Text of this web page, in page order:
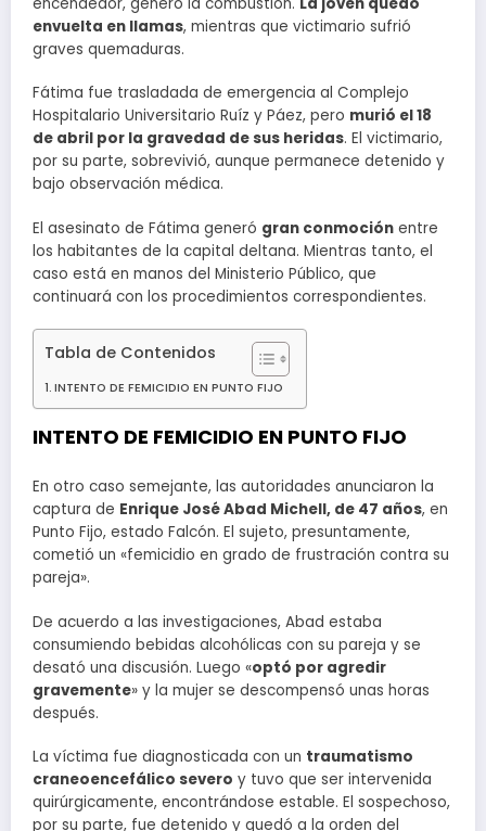
envuelta en llamas, mientras que victimario sufrió
graves quemaduras.
Fátima fue trasladada de emergencia al Complejo
Hospitalario Universitario Ruíz y Páez, pero murió el 18
de abril por la gravedad de sus heridas. El victimario,
por su parte, sobrevivió, aunque permanece detenido y
bajo observación médica.
El asesinato de Fátima generó gran conmoción entre
los habitantes de la capital deltana. Mientras tanto, el
caso está en manos del Ministerio Público, que
continuará con los procedimientos correspondientes.
Tabla de Contenidos
INTENTO DE FEMICIDIO EN PUNTO FIJO
INTENTO DE FEMICIDIO EN PUNTO FIJO
En otro caso semejante, las autoridades anunciaron la
captura de Enrique José Abad Michell, de 47 años, en
Punto Fijo, estado Falcón. El sujeto, presuntamente,
cometió un «femicidio en grado de frustración contra su
pareja».
De acuerdo a las investigaciones, Abad estaba
consumiendo bebidas alcohólicas con su pareja y se
desató una discusión. Luego «optó por agredir
gravemente» y la mujer se descompensó unas horas
después.
La víctima fue diagnosticada con un traumatismo
craneoencefálico severo y tuvo que ser intervenida
quirúrgicamente, encontrándose estable. El sospechoso,
por su parte, fue detenido y quedó a la orden del